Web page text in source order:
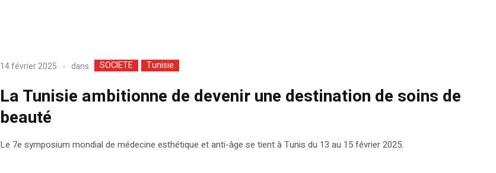
14 février 2025 dans SOCIETE Tunisie
La Tunisie ambitionne de devenir une destination de soins de
beauté
Le 7e symposium mondial de médecine esthétique et anti-âge se tient à Tunis du 13 au 15 février 2025.